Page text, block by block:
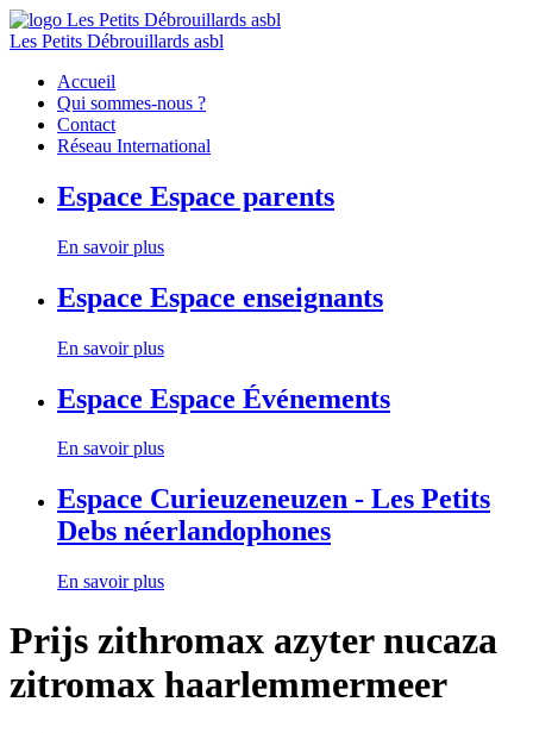
Les Petits Débrouillards asbl
Accueil
Qui sommes-nous ?
Contact
Réseau International
Espace Espace parents
En savoir plus
Espace Espace enseignants
En savoir plus
Espace Espace Événements
En savoir plus
Espace Curieuzeneuzen - Les Petits
Debs néerlandophones
En savoir plus
Prijs zithromax azyter nucaza
zitromax haarlemmermeer